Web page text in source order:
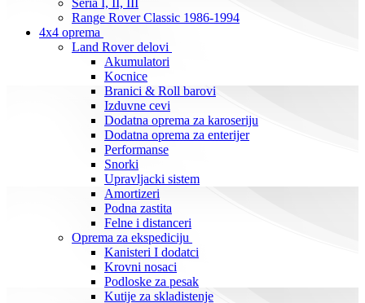
Seria I, II, III
Range Rover Classic 1986-1994
4x4 oprema
Land Rover delovi
Akumulatori
Kocnice
Branici & Roll barovi
Izduvne cevi
Dodatna oprema za karoseriju
Dodatna oprema za enterijer
Performanse
Snorki
Upravljacki sistem
Amortizeri
Podna zastita
Felne i distanceri
Oprema za ekspediciju
Kanisteri I dodatci
Krovni nosaci
Podloske za pesak
Kutije za skladistenje